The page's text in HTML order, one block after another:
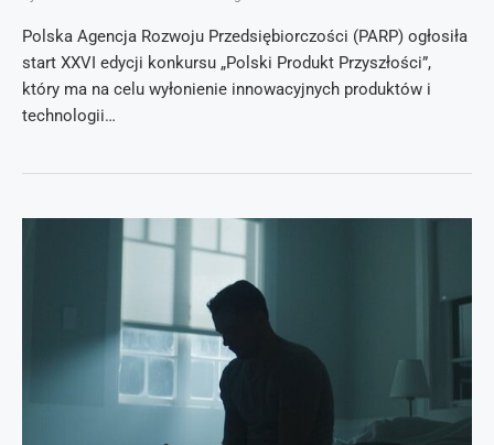
Polska Agencja Rozwoju Przedsiębiorczości (PARP) ogłosiła
start XXVI edycji konkursu „Polski Produkt Przyszłości”,
który ma na celu wyłonienie innowacyjnych produktów i
technologii…